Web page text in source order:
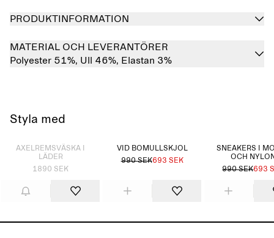
PRODUKTINFORMATION
MATERIAL OCH LEVERANTÖRER
Polyester 51%, Ull 46%, Elastan 3%
Styla med
Slutsåld
AXELREMSVÄSKA I
LÄDER
1890 SEK
VID BOMULLSKJOL
990 SEK693 SEK
SNEAKERS I
OCH
990 SEK693